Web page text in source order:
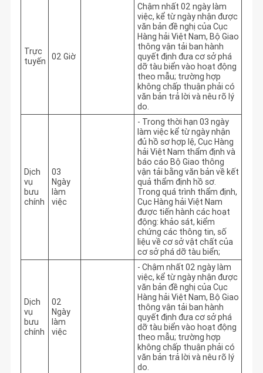
Trực
tuyến
02 Giờ
Chậm nhất 02 ngày làm
việc, kể từ ngày nhận được
văn bản đề nghị của Cục
Hàng hải Việt Nam, Bộ Giao
thông vận tải ban hành
quyết định đưa cơ sở phá
dỡ tàu biển vào hoạt động
theo mẫu; trường hợp
không chấp thuận phải có
văn bản trả lời và nêu rõ lý
do.
Dịch
vụ
bưu
chính
03
Ngày
làm
việc
- Trong thời hạn 03 ngày
làm việc kể từ ngày nhận
đủ hồ sơ hợp lệ, Cục Hàng
hải Việt Nam thẩm định và
báo cáo Bộ Giao thông
vận tải bằng văn bản về kết
quả thẩm định hồ sơ.
Trong quá trình thẩm định,
Cục Hàng hải Việt Nam
được tiến hành các hoạt
động: khảo sát, kiểm
chứng các thông tin, số
liệu về cơ sở vật chất của
cơ sở phá dỡ tàu biển;
Dịch
vụ
bưu
chính
02
Ngày
làm
việc
- Chậm nhất 02 ngày làm
việc, kể từ ngày nhận được
văn bản đề nghị của Cục
Hàng hải Việt Nam, Bộ Giao
thông vận tải ban hành
quyết định đưa cơ sở phá
dỡ tàu biển vào hoạt động
theo mẫu; trường hợp
không chấp thuận phải có
văn bản trả lời và nêu rõ lý
do.